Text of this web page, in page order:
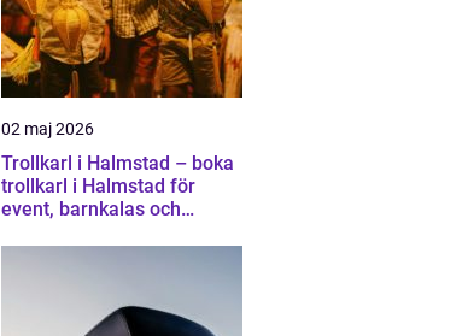
02 maj 2026
Trollkarl i Halmstad – boka
trollkarl i Halmstad för
event, barnkalas och